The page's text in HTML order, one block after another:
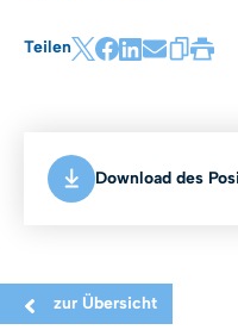
Teilen
Download des
zur Übersicht